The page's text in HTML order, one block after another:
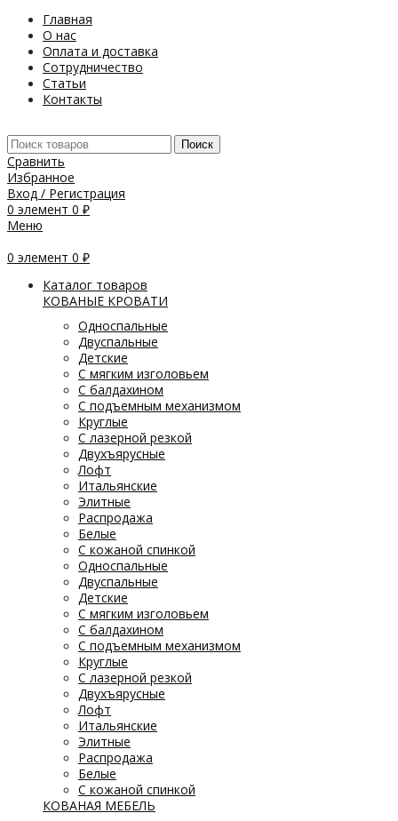
Главная
О нас
Оплата и доставка
Сотрудничество
Статьи
Контакты
Поиск
Сравнить
Избранное
Вход / Регистрация
0 элемент 0 ₽
Меню
0 элемент 0 ₽
Каталог товаров
КОВАНЫЕ КРОВАТИ
Односпальные
Двуспальные
Детские
С мягким изголовьем
С балдахином
С подъемным механизмом
Круглые
С лазерной резкой
Двухъярусные
Лофт
Итальянские
Элитные
Распродажа
Белые
С кожаной спинкой
Односпальные
Двуспальные
Детские
С мягким изголовьем
С балдахином
С подъемным механизмом
Круглые
С лазерной резкой
Двухъярусные
Лофт
Итальянские
Элитные
Распродажа
Белые
С кожаной спинкой
КОВАНАЯ МЕБЕЛЬ